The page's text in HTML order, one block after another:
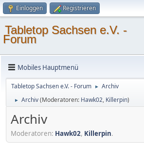
Einloggen Registrieren
Tabletop Sachsen e.V. -
Forum
Mobiles Hauptmenü
Tabletop Sachsen e.V. - Forum ► Archiv
► Archiv(Moderatoren: Hawk02, Killerpin)
Archiv
Moderatoren: Hawk02, Killerpin.